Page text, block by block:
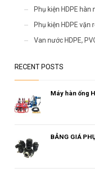
Phụ kiện HDPE hàn
Phụ kiện HDPE vặn
Van nước HDPE,
RECENT POSTS
Máy hàn ống
BẢNG GIÁ